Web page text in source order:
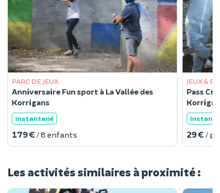
PARC DE JEUX
Anniversaire Fun sport à La Vallée des
Korrigans
Instantané
179 € / 8 enfants
JEUX &
Pass
29 € /
Les activités similaires à proximité :